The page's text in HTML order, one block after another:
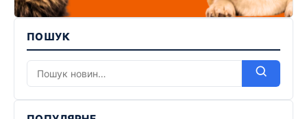
ПОШУК